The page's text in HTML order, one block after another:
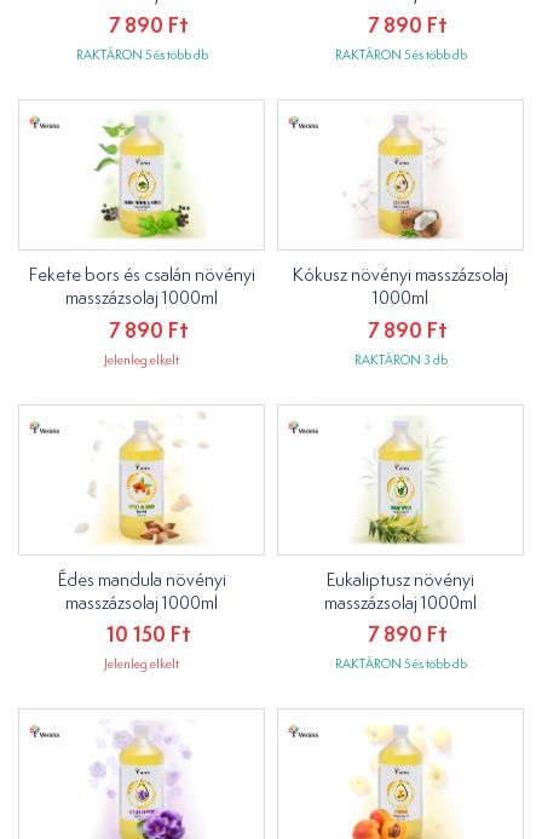
7 890 Ft
RAKTÁRON 5 és több db
7 890 Ft
RAKTÁRON 5 és több db
Fekete bors és csalán növényi
masszázsolaj 1000ml
7 890 Ft
Jelenleg elkelt
Kókusz növényi masszázsolaj
1000ml
7 890 Ft
RAKTÁRON 3 db
Édes mandula növényi
masszázsolaj 1000ml
10 150 Ft
Jelenleg elkelt
Eukaliptusz növényi
masszázsolaj 1000ml
7 890 Ft
RAKTÁRON 5 és több db